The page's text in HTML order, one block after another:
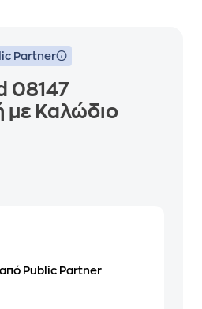
Partner
08147
με Καλώδιο
από Public Partner